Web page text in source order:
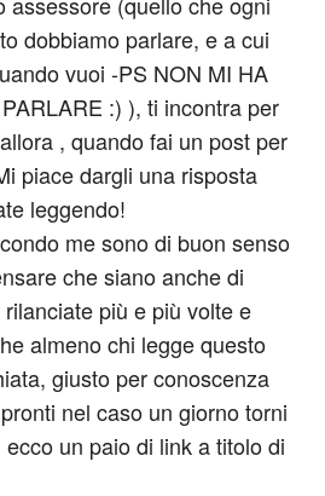
dobbiamo parlare, e a cui
vuoi -PS NON MI HA
:) ), ti incontra per
, quando fai un post per
piace dargli una risposta
leggendo!
me sono di buon senso
che siano anche di
più e più volte e
almeno chi legge questo
giusto per conoscenza
nel caso un giorno torni
un paio di link a titolo di